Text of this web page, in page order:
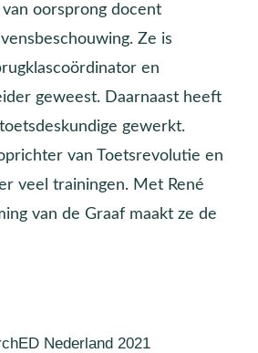
oorsprong docent
Ze is
en
geweest. Daarnaast heeft
gewerkt.
van Toetsrevolutie en
veel trainingen. Met René
van de Graaf maakt ze de
Nederland 2021